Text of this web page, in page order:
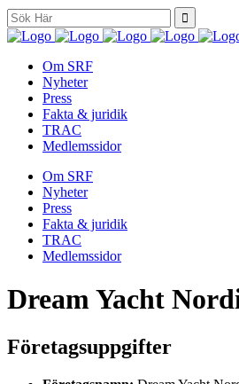
Search
for:
Om SRF
Nyheter
Press
Fakta & juridik
TRAC
Medlemssidor
Om SRF
Nyheter
Press
Fakta & juridik
TRAC
Medlemssidor
Dream Yacht
Företagsuppgifter